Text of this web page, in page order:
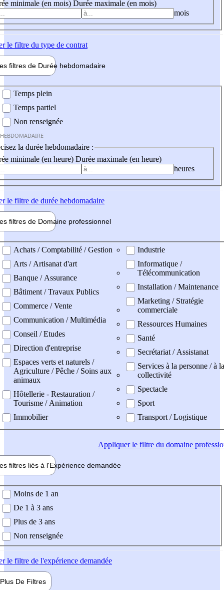
minimale (en mois) Durée maximale (en mois)
mois
le filtre du type de contrat
filtres de Durée hebdomadaire
Temps plein
Temps partiel
Non renseignée
la durée hebdomadaire :
minimale (en heure) Durée maximale (en heure)
heures
le filtre de durée hebdomadaire
filtres de Domaine professionnel
professionel
Achats / Comptabilité / Gestion
Arts / Artisanat d'art
Banque / Assurance
Bâtiment / Travaux Publics
Commerce / Vente
Communication / Multimédia
Conseil / Etudes
Direction d'entreprise
Espaces verts et naturels /
Agriculture / Pêche / Soins aux
animaux
Hôtellerie - Restauration /
Tourisme / Animation
Immobilier
Industrie
Informatique /
Télécommunication
Installation / Maintenance
Marketing / Stratégie
commerciale
Ressources Humaines
Santé
Secrétariat / Assistanat
Services à la personne / à la
collectivité
Spectacle
Sport
Transport / Logistique
Appliquerle filtre du domaine
filtres liés à l'Expérience demandée
demandée
Moins de 1 an
De 1 à 3 ans
Plus de 3 ans
Non renseignée
le filtre de l'expérience demandée
Plus De Filtres